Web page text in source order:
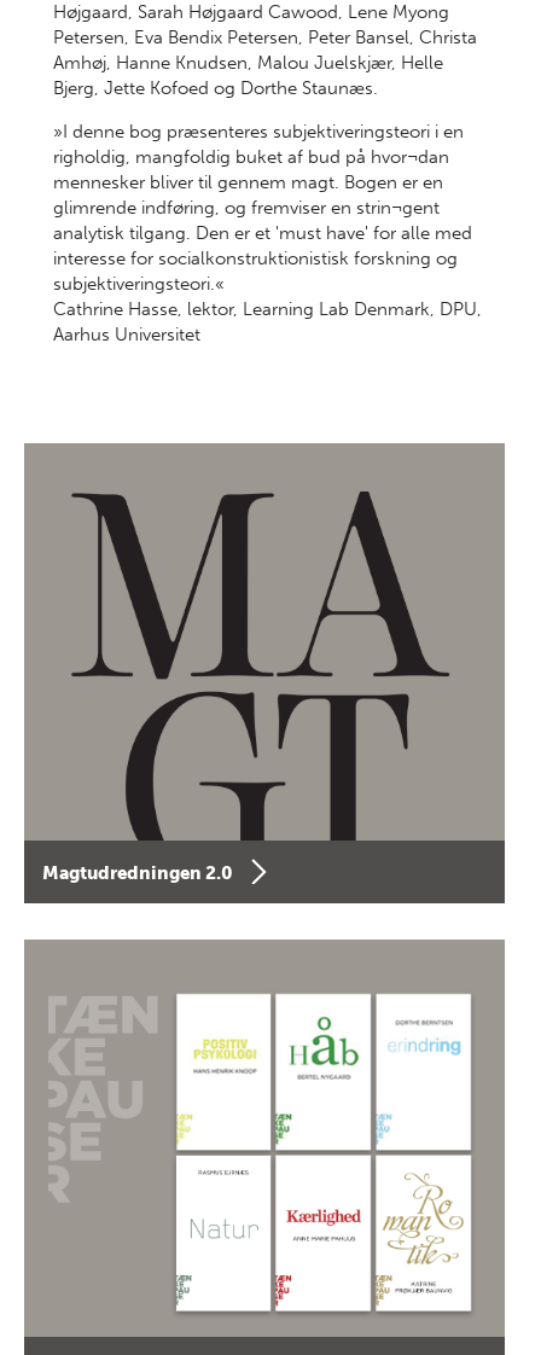
Højgaard, Sarah Højgaard Cawood, Lene Myong
Petersen, Eva Bendix Petersen, Peter Bansel, Christa
Amhøj, Hanne Knudsen, Malou Juelskjær, Helle
Bjerg, Jette Kofoed og Dorthe Staunæs.
»I denne bog præsenteres subjektiveringsteori i en
righoldig, mangfoldig buket af bud på hvor¬dan
mennesker bliver til gennem magt. Bogen er en
glimrende indføring, og fremviser en strin¬gent
analytisk tilgang. Den er et 'must have' for alle med
interesse for socialkonstruktionistisk forskning og
subjektiveringsteori.«
Cathrine Hasse, lektor, Learning Lab Denmark, DPU,
Aarhus Universitet
Magtudredningen 2.0